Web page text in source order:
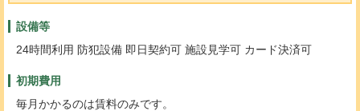
設備等
24時間利用 防犯設備 即日契約可 施設見学可 カード決済可
初期費用
毎月かかるのは賃料のみです。